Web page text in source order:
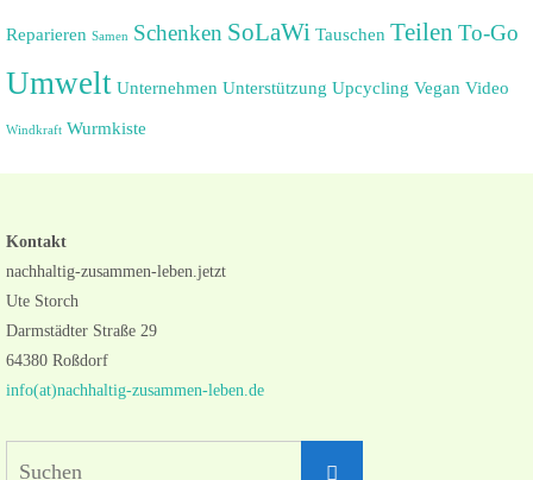
Reparieren Samen Schenken SoLaWi Tauschen Teilen To-Go
Umwelt Unternehmen Unterstützung Upcycling Vegan Video
Windkraft Wurmkiste
Kontakt
nachhaltig-zusammen-leben.jetzt
Ute Storch
Darmstädter Straße 29
64380 Roßdorf
info(at)nachhaltig-zusammen-leben.de
Suchen